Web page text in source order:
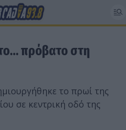
πρόβατο στη
το πρωί της
σε κεντρική οδό της